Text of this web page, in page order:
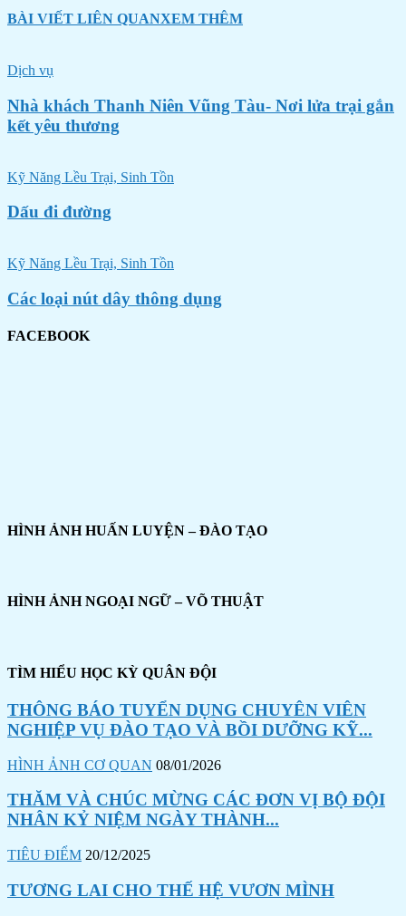
BÀI VIẾT LIÊN QUANXEM THÊM
Dịch vụ
Nhà khách Thanh Niên Vũng Tàu- Nơi lửa trại gắn
kết yêu thương
Kỹ Năng Lều Trại, Sinh Tồn
Dấu đi đường
Kỹ Năng Lều Trại, Sinh Tồn
Các loại nút dây thông dụng
FACEBOOK
HÌNH ẢNH HUẤN LUYỆN – ĐÀO TẠO
HÌNH ẢNH NGOẠI NGỮ – VÕ THUẬT
TÌM HIỂU HỌC KỲ QUÂN ĐỘI
THÔNG BÁO TUYỂN DỤNG CHUYÊN VIÊN
NGHIỆP VỤ ĐÀO TẠO VÀ BỒI DƯỠNG KỸ...
HÌNH ẢNH CƠ QUAN 08/01/2026
THĂM VÀ CHÚC MỪNG CÁC ĐƠN VỊ BỘ ĐỘI
NHÂN KỶ NIỆM NGÀY THÀNH...
TIÊU ĐIỂM 20/12/2025
TƯƠNG LAI CHO THẾ HỆ VƯƠN MÌNH